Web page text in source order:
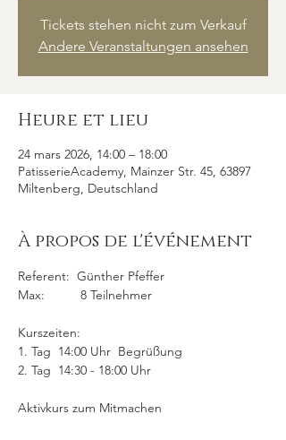
Tickets stehen nicht zum Verkauf
Andere Veranstaltungen ansehen
Heure et lieu
24 mars 2026, 14:00 – 18:00
PatisserieAcademy, Mainzer Str. 45, 63897
Miltenberg, Deutschland
À propos de l'événement
Referent:  Günther Pfeffer
Max:          8 Teilnehmer
Kurszeiten:
1. Tag  14:00 Uhr  Begrüßung
2. Tag  14:30 - 18:00 Uhr
Aktivkurs zum Mitmachen